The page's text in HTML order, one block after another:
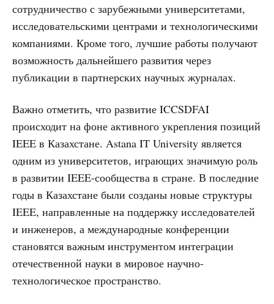
сотрудничество с зарубежными университетами,
исследовательскими центрами и технологическими
компаниями. Кроме того, лучшие работы получают
возможность дальнейшего развития через
публикации в партнерских научных журналах.
Важно отметить, что развитие ICCSDFAI
происходит на фоне активного укрепления позиций
IEEE в Казахстане. Astana IT University является
одним из университетов, играющих значимую роль
в развитии IEEE-сообщества в стране. В последние
годы в Казахстане были созданы новые структуры
IEEE, направленные на поддержку исследователей
и инженеров, а международные конференции
становятся важным инструментом интеграции
отечественной науки в мировое научно-
технологическое пространство.